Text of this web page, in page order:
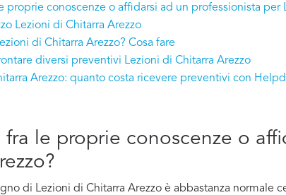
proprie conoscenze o affidarsi ad un professionista per
Lezioni di Chitarra Arezzo
di Chitarra Arezzo? Cosa fare
diversi preventivi Lezioni di Chitarra Arezzo
Arezzo: quanto costa ricevere preventivi con
fra le proprie conoscenze o
di Lezioni di Chitarra Arezzo è abbastanza normale